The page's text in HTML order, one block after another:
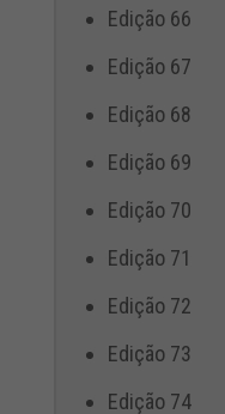
Edição 66
Edição 67
Edição 68
Edição 69
Edição 70
Edição 71
Edição 72
Edição 73
Edição 74